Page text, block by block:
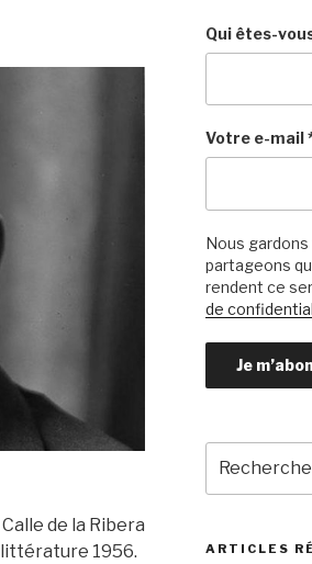
de la Ribera
littérature 1956.
Qui êtes-
Votre e-mail
Nous
partageons
rendent ce
de
pour
:
ARTICLES